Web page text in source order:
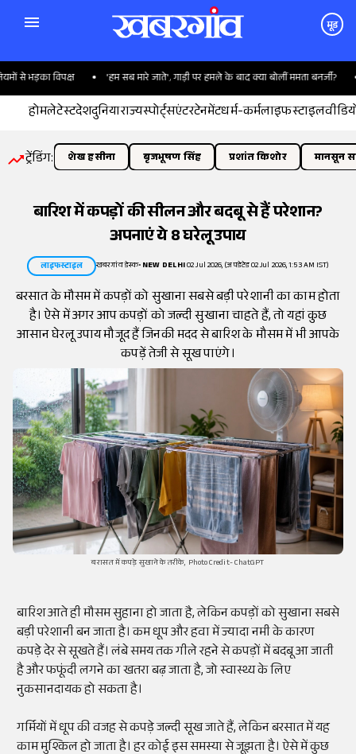
मूड
भड़का विपक्ष 'हम सब मारे जाते', गाड़ी पर हमले के बाद क्या बोलीं ममता बनर्जी?
होमलेटेस्टदेशदुनियाराज्यस्पोर्ट्सएंटरटेनमेंटधर्म-कर्मलाइफस्टाइल
ट्रेंडिंग: शेख हसीना बृजभूषण सिंह प्रशांत किशोर मानसून
बारिश में कपड़ों की सीलन और बदबू से हैं परेशान?
अपनाएं ये 8 घरेलू उपाय
लाइफस्टाइल खबरगांव डेस्क•NEW DELHI02 Jul 2026, (अपडेटेड 02 Jul 2026, 1:53 AM IST)
बरसात के मौसम में कपड़ों को सुखाना सबसे बड़ी परेशानी का काम होता
है। ऐसे में अगर आप कपड़ों को जल्दी सुखाना चाहते हैं, तो यहां कुछ
आसान घेरलू उपाय मौजूद हैं जिनकी मदद से बारिश के मौसम में भी आपके
कपड़ें तेजी से सूख पाएंगे।
बरासत में कपड़े सुखाने के तरीके, Photo Credit- ChatGPT
बारिश आते ही मौसम सुहाना हो जाता है, लेकिन कपड़ों को सुखाना सबसे
बड़ी परेशानी बन जाता है। कम धूप और हवा में ज्यादा नमी के कारण
कपड़े देर से सूखते हैं। लंबे समय तक गीले रहने से कपड़ों में बदबू आ जाती
है और फफूंदी लगने का खतरा बढ़ जाता है, जो स्वास्थ्य के लिए
नुकसानदायक हो सकता है।
गर्मियों में धूप की वजह से कपड़े जल्दी सूख जाते हैं, लेकिन बरसात में यह
काम मुश्किल हो जाता है। हर कोई इस समस्या से जूझता है। ऐसे में कुछ